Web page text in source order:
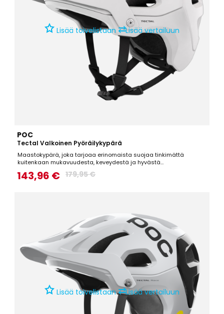
Lisää toivelistaan ⇄Lisää vertailuun
POC
Tectal Valkoinen Pyöräilykypärä
Maastokypärä, joka tarjoaa erinomaista suojaa tinkimättä
kuitenkaan mukavuudesta, keveydestä ja hyvästä
ilmastoinnista.Tekniset tiedot:PC-kuori, joka suojaa teräviltä
objekteiltaARAMID-kuituverkko, joka auttaa säilyttämään kypärän
143,96 € 179,95 €
Lisää toivelistaan⇄Lisää vertailuun